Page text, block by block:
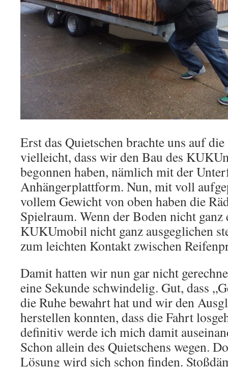
Erst das Quietschen brachte uns auf
vielleicht, dass wir den Bau des
begonnen haben, nämlich mit der
Anhängerplattform. Nun, mit voll
vollem Gewicht von oben haben die
Spielraum. Wenn der Boden nicht ganz
KUKUmobil nicht ganz ausgeglichen
zum leichten Kontakt zwischen
Damit hatten wir nun gar nicht
eine Sekunde schwindelig. Gut, dass
die Ruhe bewahrt hat und wir den
herstellen konnten, dass die Fahrt
definitiv werde ich mich damit
Schon allein des Quietschens wegen.
Lösung wird sich schon finden.